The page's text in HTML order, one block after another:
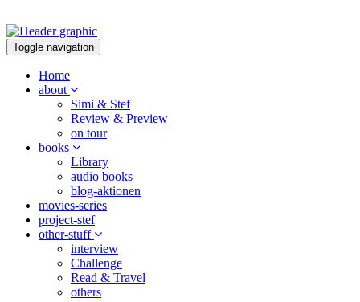
Toggle navigation
Home
about
Simi & Stef
Review & Preview
on tour
books
Library
audio books
blog-aktionen
movies-series
project-stef
other-stuff
interview
Challenge
Read & Travel
others